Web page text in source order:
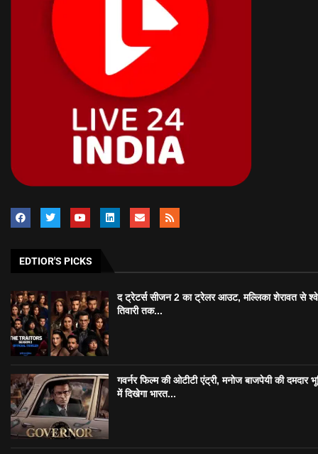
EDTIOR'S PICKS
द ट्रेटर्स सीजन 2 का ट्रेलर आउट, मल्लिका शेरावत से
तिवारी तक...
गवर्नर फिल्म की ओटीटी एंट्री, मनोज बाजपेयी की दमदार
में दिखेगा भारत...